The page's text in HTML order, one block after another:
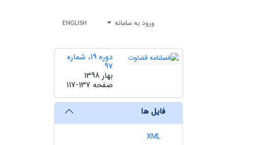
ورود به سامانه ENGLISH
دوره 19، شماره
97
بهار 1398
صفحه 117-137
فایل ها
XML